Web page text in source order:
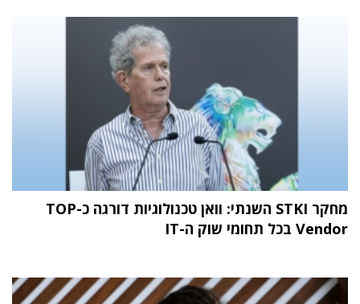
מחקר STKI השנתי: וואן טכנולוגיות דורגה כ-TOP
Vendor בכל תחומי שוק ה-IT